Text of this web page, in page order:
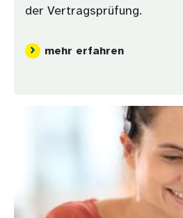
der Vertragsprüfung.
mehr erfahren